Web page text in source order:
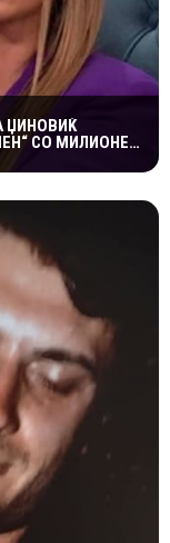
ЏИНОВИЌ
СО МИЛИОНЕР